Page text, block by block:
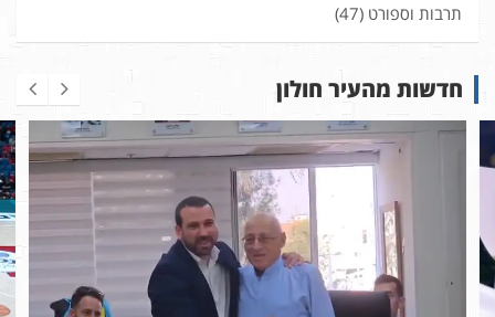
תרבות וספורט (47)
חדשות מהעיר חולון